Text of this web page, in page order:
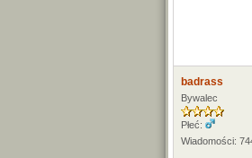
badrass
Bywalec
Płeć:
Wiadomości: